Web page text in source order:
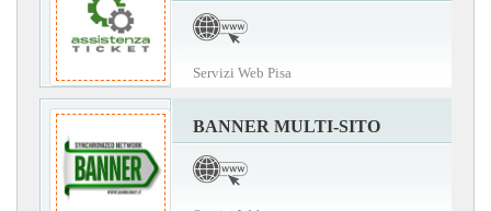
Servizi Web Pisa
BANNER MULTI-SITO